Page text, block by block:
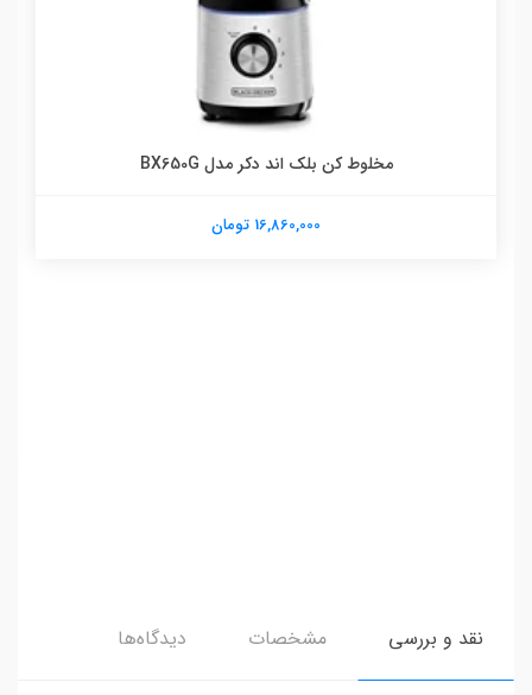
مخلوط کن بلک اند دکر مدل BX650G
16,860,000 تومان
نقد و بررسی مشخصات دیدگاه‌ها